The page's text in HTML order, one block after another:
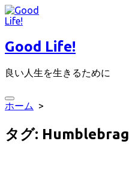
コ
ン
ン
へ
キ
ッ
Good Life!
良い人生を生きるために
検
り
ホーム >
タグ: Humblebrag